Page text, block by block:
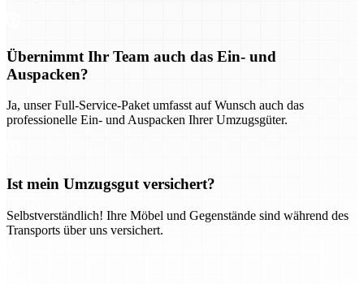
Übernimmt Ihr Team auch das Ein- und
Auspacken?
Ja, unser Full-Service-Paket umfasst auf Wunsch auch das
professionelle Ein- und Auspacken Ihrer Umzugsgüter.
Ist mein Umzugsgut versichert?
Selbstverständlich! Ihre Möbel und Gegenstände sind während des
Transports über uns versichert.